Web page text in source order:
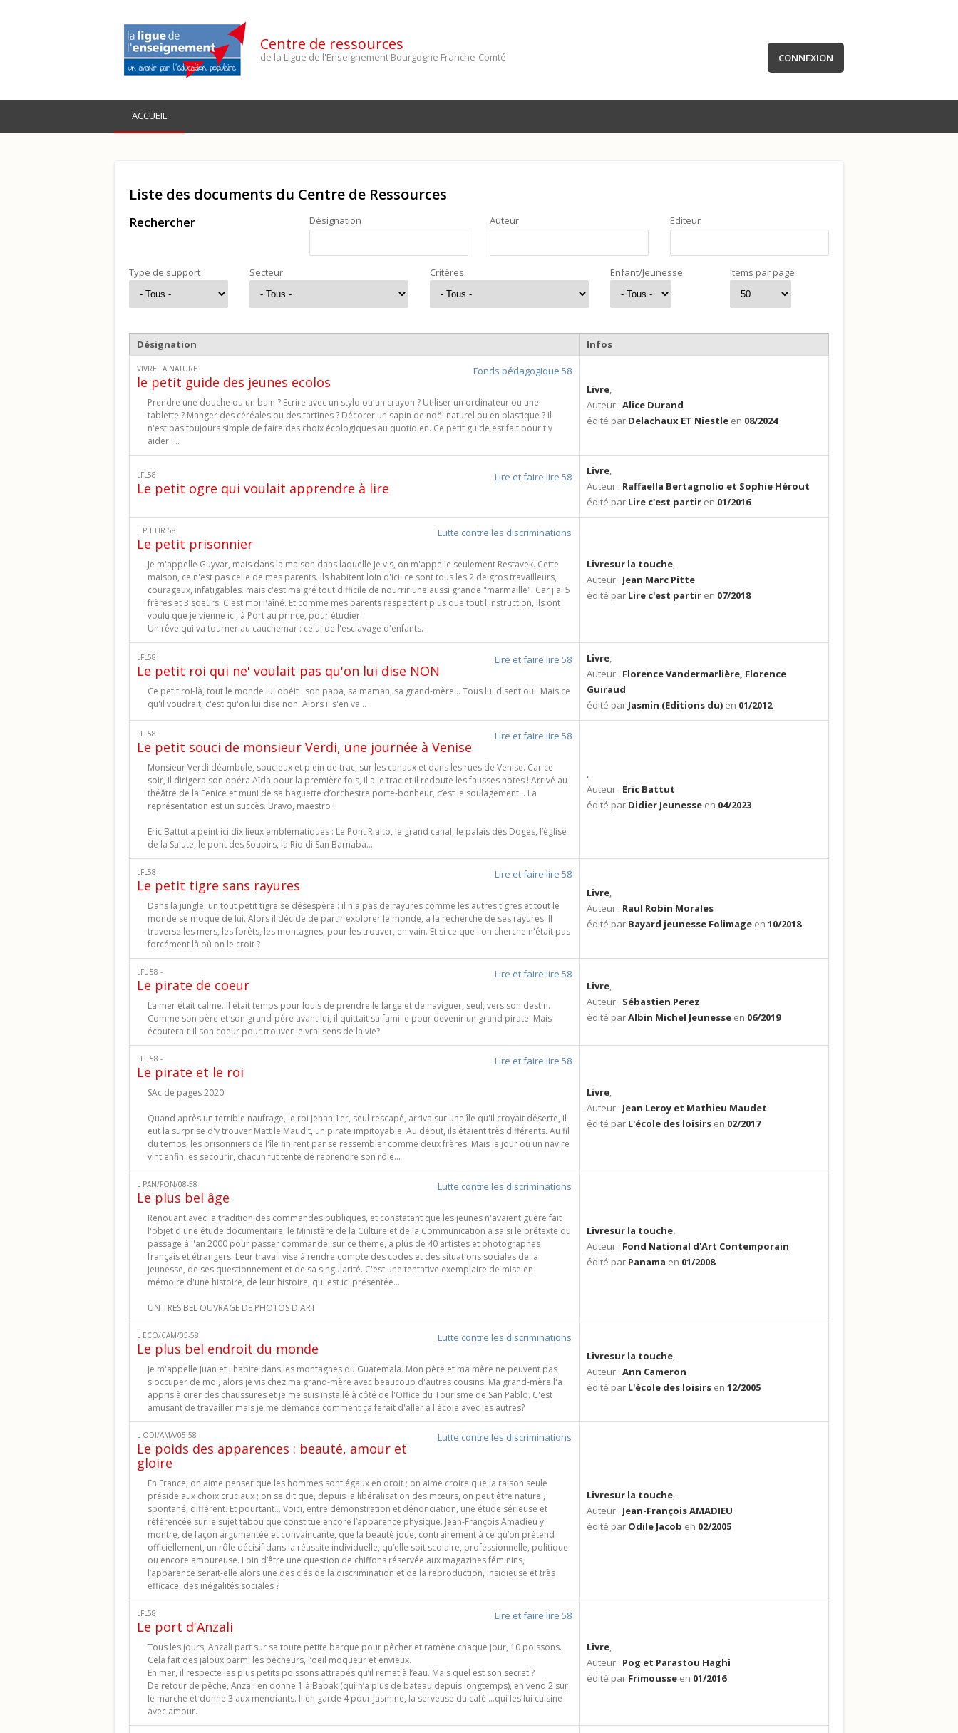
CONNEXION
Centre de ressources
de la Ligue de l'Enseignement Bourgogne Franche-Comté
ACCUEIL
Liste des documents du Centre de Ressources
Rechercher Désignation Auteur Editeur
Type de support Secteur Critères Enfant/Jeunesse Items par page
Désignation Infos
Fonds pédagogique 58
VIVRE LA NATURE
le petit guide des jeunes ecolos
Prendre une douche ou un bain ? Ecrire avec un stylo ou un crayon ? Utiliser un ordinateur ou une
tablette ? Manger des céréales ou des tartines ? Décorer un sapin de noël naturel ou en plastique ? Il
n'est pas toujours simple de faire des choix écologiques au quotidien. Ce petit guide est fait pour t'y
aider ! ..
Livre,
Auteur : Alice Durand
édité par Delachaux ET Niestle en 08/2024
Lire et faire lire 58
LFL58
Le petit ogre qui voulait apprendre à lire
Livre,
Auteur : Raffaella Bertagnolio et Sophie Hérout
édité par Lire c'est partir en 01/2016
Lutte contre les discriminations
L PIT LIR 58
Le petit prisonnier
Je m'appelle Guyvar, mais dans la maison dans laquelle je vis, on m'appelle seulement Restavek. Cette
maison, ce n'est pas celle de mes parents. ils habitent loin d'ici. ce sont tous les 2 de gros travailleurs,
courageux, infatigables. mais c'est malgré tout difficile de nourrir une aussi grande "marmaille". Car j'ai 5
frères et 3 soeurs. C'est moi l'aîné. Et comme mes parents respectent plus que tout l'instruction, ils ont
voulu que je vienne ici, à Port au prince, pour étudier.
Un rêve qui va tourner au cauchemar : celui de l'esclavage d'enfants.
Livresur la touche,
Auteur : Jean Marc Pitte
édité par Lire c'est partir en 07/2018
Lire et faire lire 58
LFL58
Le petit roi qui ne' voulait pas qu'on lui dise NON
Ce petit roi-là, tout le monde lui obéit : son papa, sa maman, sa grand-mère... Tous lui disent oui. Mais ce
qu'il voudrait, c'est qu'on lui dise non. Alors il s'en va...
Livre,
Auteur : Florence Vandermarlière, Florence
Guiraud
édité par Jasmin (Editions du) en 01/2012
Lire et faire lire 58
LFL58
Le petit souci de monsieur Verdi, une journée à Venise
Monsieur Verdi déambule, soucieux et plein de trac, sur les canaux et dans les rues de Venise. Car ce
soir, il dirigera son opéra Aïda pour la première fois, il a le trac et il redoute les fausses notes ! Arrivé au
théâtre de la Fenice et muni de sa baguette d’orchestre porte-bonheur, c’est le soulagement… La
représentation est un succès. Bravo, maestro !
Eric Battut a peint ici dix lieux emblématiques : Le Pont Rialto, le grand canal, le palais des Doges, l’église
de la Salute, le pont des Soupirs, la Rio di San Barnaba...
,
Auteur : Eric Battut
édité par Didier Jeunesse en 04/2023
Lire et faire lire 58
LFL58
Le petit tigre sans rayures
Dans la jungle, un tout petit tigre se désespère : il n'a pas de rayures comme les autres tigres et tout le
monde se moque de lui. Alors il décide de partir explorer le monde, à la recherche de ses rayures. Il
traverse les mers, les forêts, les montagnes, pour les trouver, en vain. Et si ce que l'on cherche n'était pas
forcément là où on le croit ?
Livre,
Auteur : Raul Robin Morales
édité par Bayard jeunesse Folimage en 10/2018
Lire et faire lire 58
LFL 58 -
Le pirate de coeur
La mer était calme. Il était temps pour louis de prendre le large et de naviguer, seul, vers son destin.
Comme son père et son grand-père avant lui, il quittait sa famille pour devenir un grand pirate. Mais
écoutera-t-il son coeur pour trouver le vrai sens de la vie?
Livre,
Auteur : Sébastien Perez
édité parAlbin Michel Jeunesse en 06/2019
Lire et faire lire 58
LFL 58 -
Le pirate et le roi
SAc de pages 2020
Quand après un terrible naufrage, le roi Jehan 1er, seul rescapé, arriva sur une île qu'il croyait déserte, il
eut la surprise d'y trouver Matt le Maudit, un pirate impitoyable. Au début, ils étaient très différents. Au fil
du temps, les prisonniers de l'île finirent par se ressembler comme deux frères. Mais le jour où un navire
vint enfin les secourir, chacun fut tenté de reprendre son rôle...
Livre,
Auteur : Jean Leroy et Mathieu Maudet
édité par L'école des loisirs en 02/2017
Lutte contre les discriminations
L PAN/FON/08-58
Le plus bel âge
Renouant avec la tradition des commandes publiques, et constatant que les jeunes n'avaient guère fait
l'objet d'une étude documentaire, le Ministère de la Culture et de la Communication a saisi le prétexte du
passage à l'an 2000 pour passer commande, sur ce thème, à plus de 40 artistes et photographes
français et étrangers. Leur travail vise à rendre compte des codes et des situations sociales de la
jeunesse, de ses questionnement et de sa singularité. C'est une tentative exemplaire de mise en
mémoire d'une histoire, de leur histoire, qui est ici présentée...
UN TRES BEL OUVRAGE DE PHOTOS D'ART
Livresur la touche,
Auteur : Fond National d'Art Contemporain
édité par Panama en 01/2008
Lutte contre les discriminations
L ECO/CAM/05-58
Le plus bel endroit du monde
Je m'appelle Juan et j'habite dans les montagnes du Guatemala. Mon père et ma mère ne peuvent pas
s'occuper de moi, alors je vis chez ma grand-mère avec beaucoup d'autres cousins. Ma grand-mère l'a
appris à cirer des chaussures et je me suis installé à côté de l'Office du Tourisme de San Pablo. C'est
amusant de travailler mais je me demande comment ça ferait d'aller à l'école avec les autres?
Livresur la touche,
Auteur : Ann Cameron
édité par L'école des loisirs en 12/2005
Lutte contre les discriminations
L ODI/AMA/05-58
Le poids des apparences : beauté, amour et
gloire
En France, on aime penser que les hommes sont égaux en droit ; on aime croire que la raison seule
préside aux choix cruciaux ; on se dit que, depuis la libéralisation des mœurs, on peut être naturel,
spontané, différent. Et pourtant… Voici, entre démonstration et dénonciation, une étude sérieuse et
référencée sur le sujet tabou que constitue encore l’apparence physique. Jean-François Amadieu y
montre, de façon argumentée et convaincante, que la beauté joue, contrairement à ce qu’on prétend
officiellement, un rôle décisif dans la réussite individuelle, qu’elle soit scolaire, professionnelle, politique
ou encore amoureuse. Loin d’être une question de chiffons réservée aux magazines féminins,
l’apparence serait-elle alors une des clés de la discrimination et de la reproduction, insidieuse et très
efficace, des inégalités sociales ?
Livresur la touche,
Auteur : Jean-François AMADIEU
édité par Odile Jacob en 02/2005
Lire et faire lire 58
LFL58
Le port d'Anzali
Tous les jours, Anzali part sur sa toute petite barque pour pêcher et ramène chaque jour, 10 poissons.
Cela fait des jaloux parmi les pêcheurs, l’oeil moqueur et envieux.
En mer, il respecte les plus petits poissons attrapés qu’il remet à l’eau. Mais quel est son secret ?
De retour de pêche, Anzali en donne 1 à Babak (qui n’a plus de bateau depuis longtemps), en vend 2 sur
le marché et donne 3 aux mendiants. Il en garde 4 pour Jasmine, la serveuse du café ...qui les lui cuisine
avec amour.
Livre,
Auteur : Pog et Parastou Haghi
édité par Frimousse en 01/2016